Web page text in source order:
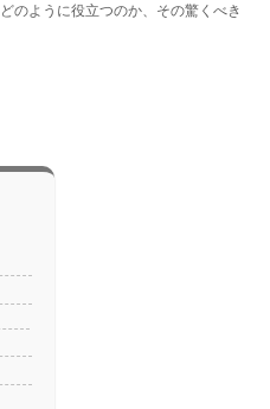
のように役立つのか、その驚くべき